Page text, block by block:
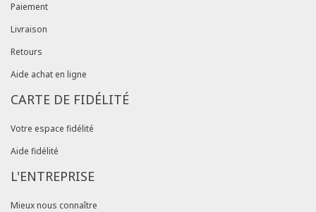
Paiement
Livraison
Retours
Aide achat en ligne
CARTE DE FIDÉLITÉ
Votre espace fidélité
Aide fidélité
L'ENTREPRISE
Mieux nous connaître